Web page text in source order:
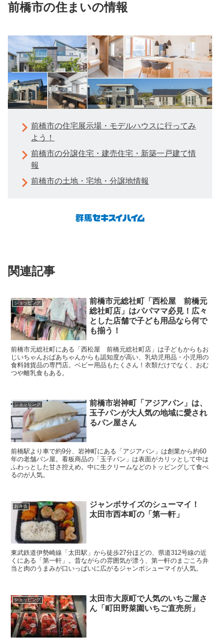
前橋市の住まいの情報
前橋市の住宅展示場・モデルハウスに行ってみ
よう！
前橋市の分譲住宅・建売住宅・新築一戸建て情
報
前橋市の土地・宅地・分譲地情報
関連記事
ショッピング
前橋市元総社町「西松屋 前橋元
総社町店」はパパママ必見！広々
とした店舗で子ども用品なら何で
も揃う！
前橋市元総社町にある「西松屋 前橋元総社町店」は子どもからもお
じいちゃんおばあちゃんからも認知度が高い、乳幼児用品・小児用の
食料雑貨品の専門店。ベビー用品もたくさん！衣類だけでなく、おむ
つや離乳食もある。
ショッピング
前橋市岩神町「アジアパン」は、
玉子パンが大人気の地域に愛され
るパン屋さん
前橋駅より車で約9分、岩神町にある「アジアパン」は創業から約60
年の老舗パン屋。看板商品の「玉子パン」は表面がカリッとして中は
ふわっとした甘さ控えめ。中に生クリームなどのトッピングして食べ
るのが人気。
お弁当
ジャンボサイズのシューマイ！
太田市西本町の「第一軒」
東武鉄道伊勢崎線「太田駅」から徒歩27分ほどの、県道312号線の近
くにある「第一軒」。昔ながらの雰囲気が漂う、第一軒のまごころ弁
当と肉のうまみが口いっぱいに広がるジャンボシューマイが人気。
ショッピング
太田市大原町で人気のいちご屋さ
ん「町田野菜園いちご直売所」